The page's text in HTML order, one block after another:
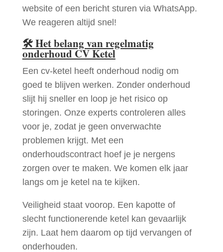
website of een bericht sturen via WhatsApp.
We reageren altijd snel!
🛠Het belang van regelmatig
onderhoud CV Ketel
Een cv-ketel heeft onderhoud nodig om
goed te blijven werken. Zonder onderhoud
slijt hij sneller en loop je het risico op
storingen. Onze experts controleren alles
voor je, zodat je geen onverwachte
problemen krijgt. Met een
onderhoudscontract hoef je je nergens
zorgen over te maken. We komen elk jaar
langs om je ketel na te kijken.
Veiligheid staat voorop. Een kapotte of
slecht functionerende ketel kan gevaarlijk
zijn. Laat hem daarom op tijd vervangen of
onderhouden.